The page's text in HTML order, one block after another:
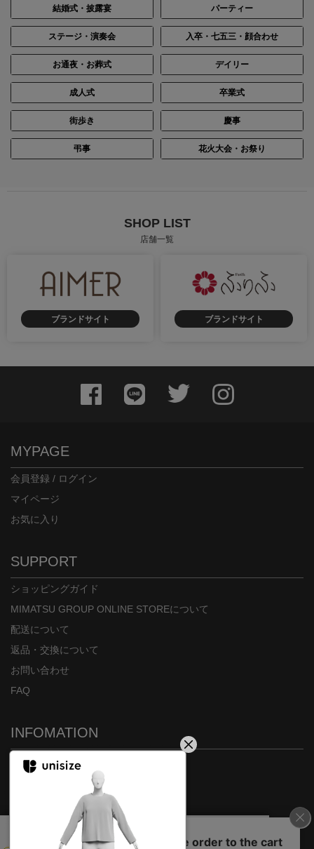
身長：160cm 身長：154cm
結婚式・披露宴 パーティー
ステージ・演奏会 入卒・七五三・顔合わせ
お通夜・お葬式 デイリー
成人式 卒業式
街歩き 慶事
弔事 花火大会・お祭り
SHOP LIST
店舗一覧
ブランドサイト ブランドサイト
MYPAGE
会員登録 / ログイン
マイページ
お気に入り
SUPPORT
ショッピングガイド
MIMATSU GROUP ONLINE STOREについて
配送について
返品・交換について
お問い合わせ
FAQ
INFOMATION
ご利用規約
特定商取引法に基づく表示
プライバシーポリシー
On our website we use some cookies. These